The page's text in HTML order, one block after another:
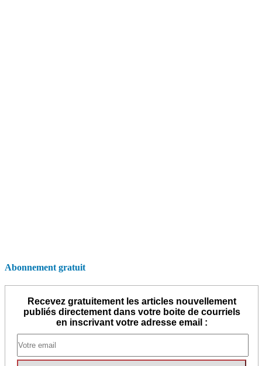
Abonnement gratuit
Recevez gratuitement les articles nouvellement
publiés directement dans votre boite de courriels
en inscrivant votre adresse email :